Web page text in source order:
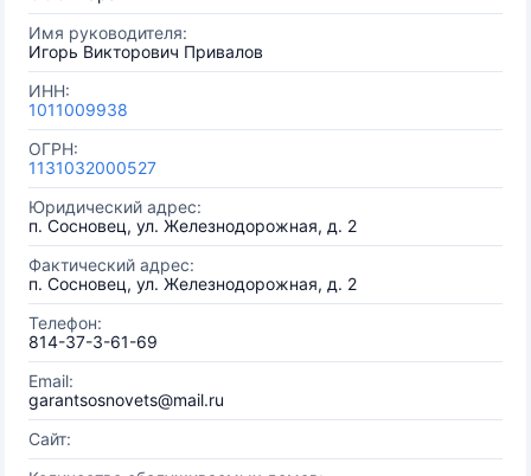
Имя руководителя:
Игорь Викторович Привалов
ИНН:
1011009938
ОГРН:
1131032000527
Юридический адрес:
п. Сосновец, ул. Железнодорожная, д. 2
Фактический адрес:
п. Сосновец, ул. Железнодорожная, д. 2
Телефон:
814-37-3-61-69
Email:
garantsosnovets@mail.ru
Сайт: